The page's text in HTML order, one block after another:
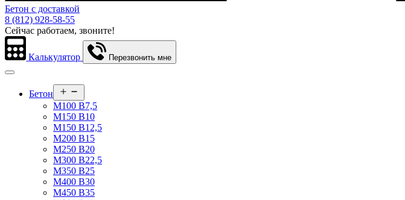
Бетон с доставкой
8 (812) 928-58-55
Сейчас работаем, звоните!
Калькулятор Перезвонить мне
Бетон
меню
М100 В7,5
М150 В10
М150 В12,5
М200 В15
М250 В20
М300 В22,5
М350 В25
М400 В30
М450 В35